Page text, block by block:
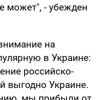
может", - убежден
на
в Украине:
российско-
выгодно Украине.